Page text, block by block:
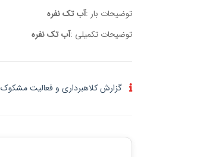
توضیحات بار :آب تک نفره
توضیحات تکمیلی :آب تک نفره
گزارش کلاهبرداری و فعالیت مشکوک